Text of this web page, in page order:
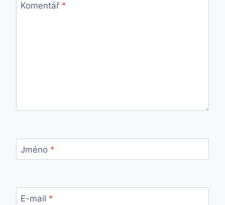
Komentář *
Jméno *
E-mail *